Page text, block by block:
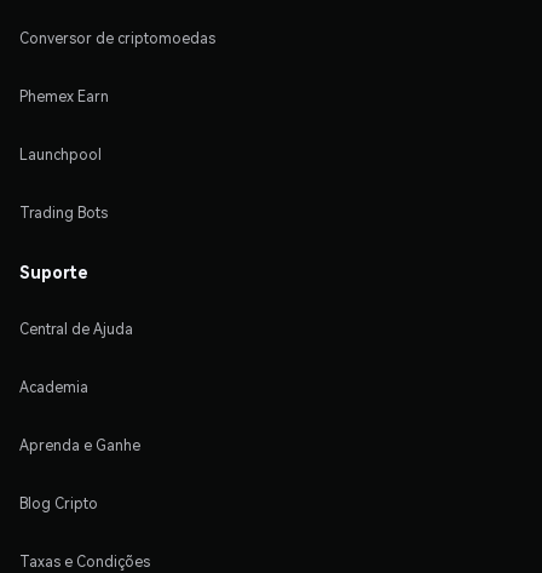
Conversor de criptomoedas
Phemex Earn
Launchpool
Trading Bots
Suporte
Central de Ajuda
Academia
Aprenda e Ganhe
Blog Cripto
Taxas e Condições